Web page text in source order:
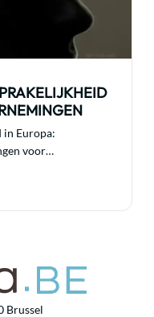
in Europa:
voor
Brussel